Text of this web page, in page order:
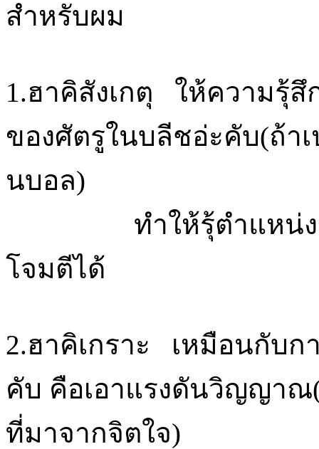
สำหรับผม
1.ฮาคิสังเกตุ ให้ความรุ้
ของศัตรูในบลีชอ่ะคับ(ถ้า
นบอล)
ทำให้รุ้ตำแหน่งของ
โจมตีได้
2.ฮาคิเกราะ เหมือนกับ
คับ คือเอาแรงดันวิญญาณ
ที่มาจากจิตใจ)